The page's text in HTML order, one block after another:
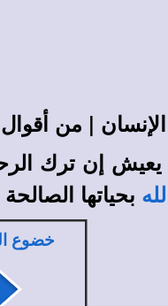
| من
يعيش إن ترك
الله بحياتها
خضوع